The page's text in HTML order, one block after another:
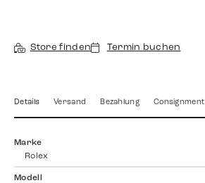
Store finden Termin buchen
Details Versand Bezahlung Consignment
Marke
Rolex
Modell